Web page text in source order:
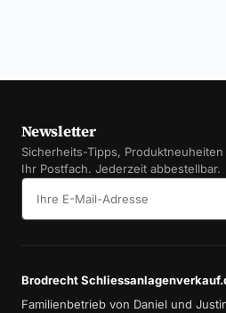
Newsletter
Sicherheits-Tipps,
Ihr Postfach. Jederzeit abbestellbar.
Brodrecht
Familienbetrieb von Daniel und